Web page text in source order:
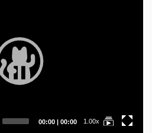
Current
00:00 | Total
00:00 1.00x